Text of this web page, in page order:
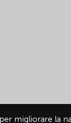
migliorare la